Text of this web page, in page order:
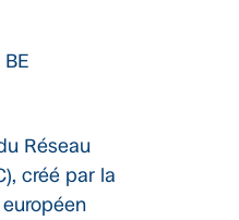
Réseau
créé par la